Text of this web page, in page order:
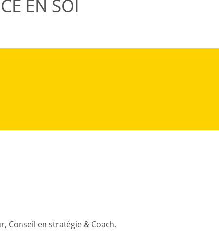
EN SOI
Conseil en stratégie & Coach.